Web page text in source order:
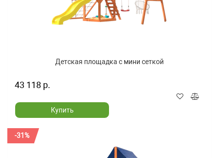
Детская площадка с мини сеткой
43 118 р.
Купить
-31%